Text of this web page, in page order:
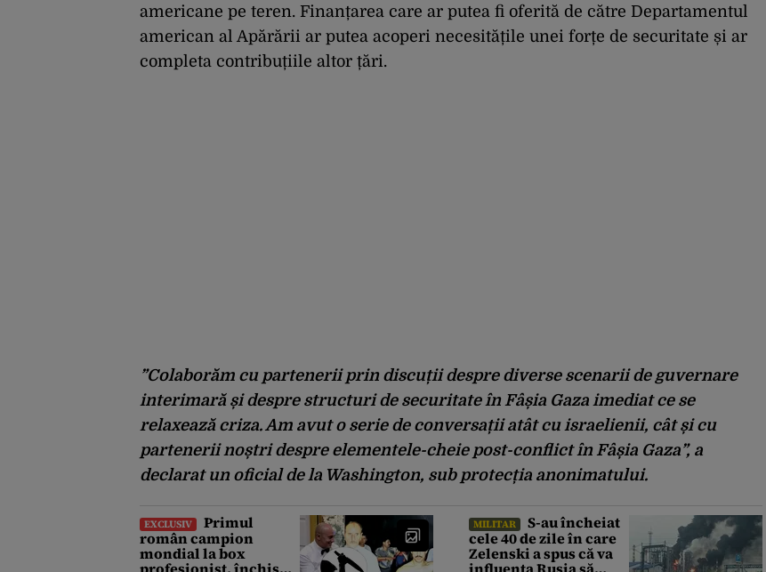
americane pe teren. Finanțarea care ar putea fi oferită de către Departamentul
american al Apărării ar putea acoperi necesitățile unei forțe de securitate și ar
completa contribuțiile altor țări.
”Colaborăm cu partenerii prin discuții despre diverse scenarii de guvernare
interimară și despre structuri de securitate în Fâșia Gaza imediat ce se
relaxează criza. Am avut o serie de conversații atât cu israelienii, cât și cu
partenerii noștri despre elementele-cheie post-conflict în Fâșia Gaza”, a
declarat un oficial de la Washington, sub protecția anonimatului.
EXCLUSIV
Primul
român campion
mondial la box
MILITAR
S-au încheiat
cele 40 de zile în care
Zelenski a spus că va